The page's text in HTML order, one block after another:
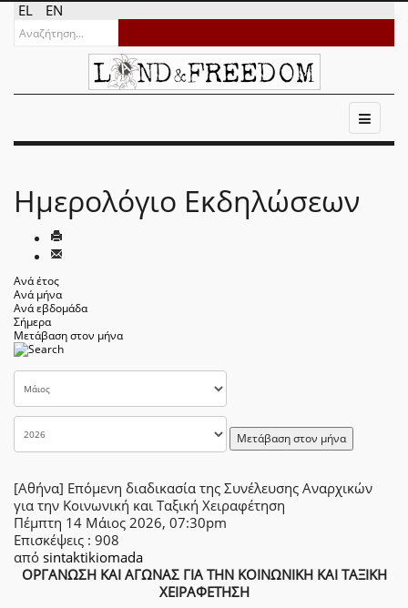
EL EN
Ημερολόγιο Εκδηλώσεων
Ανά έτος
Ανά μήνα
Ανά εβδομάδα
Σήμερα
Μετάβαση στον μήνα
Μετάβαση στον μήνα
[Αθήνα] Επόμενη διαδικασία της Συνέλευσης Αναρχικών
για την Κοινωνική και Ταξική Χειραφέτηση
Πέμπτη 14 Μάιος 2026, 07:30pm
Επισκέψεις : 908
από sintaktikiomada
ΟΡΓΑΝΩΣΗ ΚΑΙ ΑΓΩΝΑΣ ΓΙΑ ΤΗΝ ΚΟΙΝΩΝΙΚΗ ΚΑΙ ΤΑΞΙΚΗ
ΧΕΙΡΑΦΕΤΗΣΗ